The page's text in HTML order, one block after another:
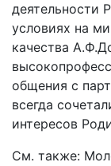
деятельности
условиях на
качества
общения с
всегда
интересов
См. также: